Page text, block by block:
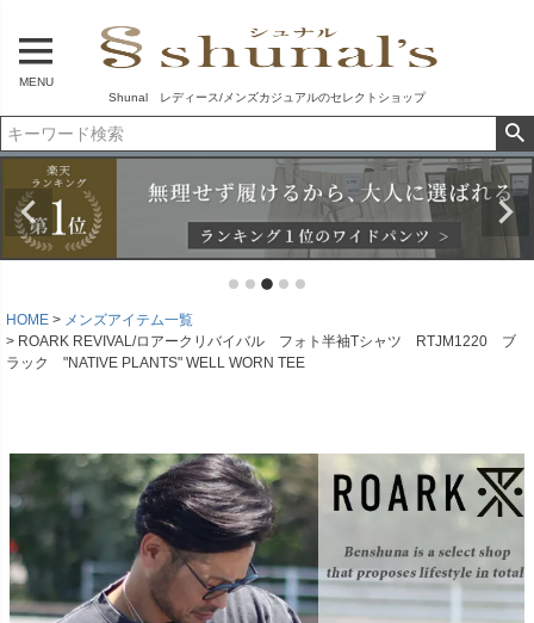
MENU
Shunal レディース/メンズカジュアルのセレクトショップ
HOME
メンズアイテム一覧
ROARK REVIVAL/ロアークリバイバル フォト半袖Tシャツ RTJM1220 ブ
ラック "NATIVE PLANTS" WELL WORN TEE